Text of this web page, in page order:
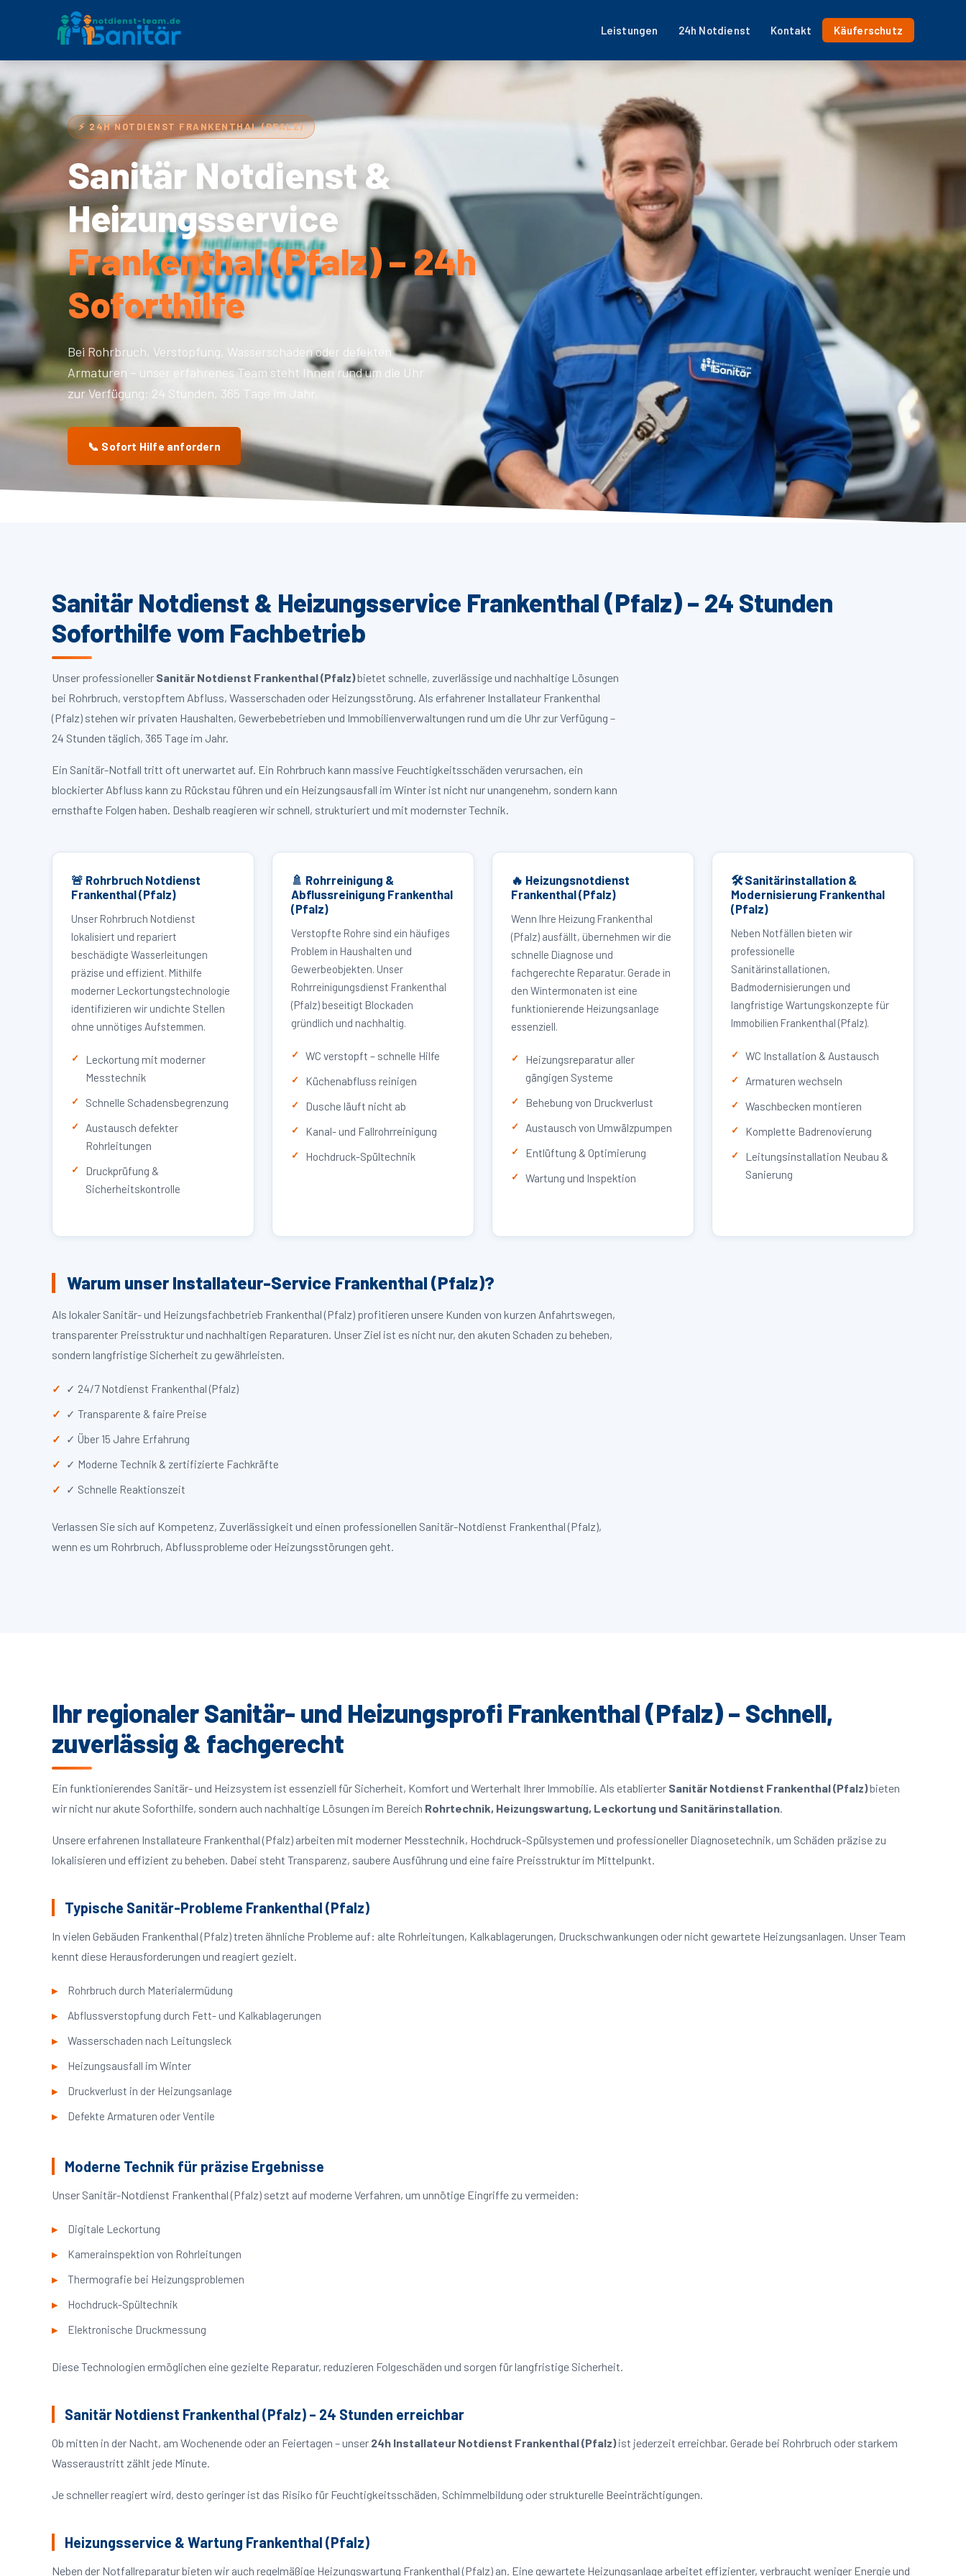
Leistungen 24h Notdienst Kontakt Käuferschutz
⚡ 24H NOTDIENST FRANKENTHAL (PFALZ)
Sanitär Notdienst &
Heizungsservice
Frankenthal (Pfalz) – 24h
Soforthilfe
Bei Rohrbruch, Verstopfung, Wasserschaden oder defekten
Armaturen – unser erfahrenes Team steht Ihnen rund um die Uhr
zur Verfügung: 24 Stunden, 365 Tage im Jahr.
📞 Sofort Hilfe anfordern
Sanitär Notdienst & Heizungsservice Frankenthal (Pfalz) – 24 Stunden
Soforthilfe vom Fachbetrieb
Unser professioneller Sanitär Notdienst Frankenthal (Pfalz)bietet schnelle, zuverlässige und nachhaltige Lösungen
bei Rohrbruch, verstopftem Abfluss, Wasserschaden oder Heizungsstörung. Als erfahrener Installateur Frankenthal
(Pfalz) stehen wir privaten Haushalten, Gewerbebetrieben und Immobilienverwaltungen rund um die Uhr zur Verfügung –
24 Stunden täglich, 365 Tage im Jahr.
Ein Sanitär-Notfall tritt oft unerwartet auf. Ein Rohrbruch kann massive Feuchtigkeitsschäden verursachen, ein
blockierter Abfluss kann zu Rückstau führen und ein Heizungsausfall im Winter ist nicht nur unangenehm, sondern kann
ernsthafte Folgen haben. Deshalb reagieren wir schnell, strukturiert und mit modernster Technik.
🚨 Rohrbruch Notdienst
Frankenthal (Pfalz)
Unser Rohrbruch Notdienst
lokalisiert und repariert
beschädigte Wasserleitungen
präzise und effizient. Mithilfe
moderner Leckortungstechnologie
identifizieren wir undichte Stellen
ohne unnötiges Aufstemmen.
Leckortung mit moderner
Messtechnik
Schnelle Schadensbegrenzung
Austausch defekter
Rohrleitungen
Druckprüfung &
Sicherheitskontrolle
🚿 Rohrreinigung &
Abflussreinigung Frankenthal
(Pfalz)
Verstopfte Rohre sind ein häufiges
Problem in Haushalten und
Gewerbeobjekten. Unser
Rohrreinigungsdienst Frankenthal
(Pfalz) beseitigt Blockaden
gründlich und nachhaltig.
WC verstopft – schnelle Hilfe
Küchenabfluss reinigen
Dusche läuft nicht ab
Kanal- und Fallrohrreinigung
Hochdruck-Spültechnik
🔥 Heizungsnotdienst
Frankenthal (Pfalz)
Wenn Ihre Heizung Frankenthal
(Pfalz) ausfällt, übernehmen wir die
schnelle Diagnose und
fachgerechte Reparatur. Gerade in
den Wintermonaten ist eine
funktionierende Heizungsanlage
essenziell.
Heizungsreparatur aller
gängigen Systeme
Behebung von Druckverlust
Austausch von Umwälzpumpen
Entlüftung & Optimierung
Wartung und Inspektion
🛠 Sanitärinstallation &
Modernisierung Frankenthal
(Pfalz)
Neben Notfällen bieten wir
professionelle
Sanitärinstallationen,
Badmodernisierungen und
langfristige Wartungskonzepte für
Immobilien Frankenthal (Pfalz).
WC Installation & Austausch
Armaturen wechseln
Waschbecken montieren
Komplette Badrenovierung
Leitungsinstallation Neubau &
Sanierung
Warum unser Installateur-Service Frankenthal (Pfalz)?
Als lokaler Sanitär- und Heizungsfachbetrieb Frankenthal (Pfalz) profitieren unsere Kunden von kurzen Anfahrtswegen,
transparenter Preisstruktur und nachhaltigen Reparaturen. Unser Ziel ist es nicht nur, den akuten Schaden zu beheben,
sondern langfristige Sicherheit zu gewährleisten.
✓ 24/7 Notdienst Frankenthal (Pfalz)
✓ Transparente & faire Preise
✓ Über 15 Jahre Erfahrung
✓ Moderne Technik & zertifizierte Fachkräfte
✓ Schnelle Reaktionszeit
Verlassen Sie sich auf Kompetenz, Zuverlässigkeit und einen professionellen Sanitär-Notdienst Frankenthal (Pfalz),
wenn es um Rohrbruch, Abflussprobleme oder Heizungsstörungen geht.
Ihr regionaler Sanitär- und Heizungsprofi Frankenthal (Pfalz) – Schnell,
zuverlässig & fachgerecht
Ein funktionierendes Sanitär- und Heizsystem ist essenziell für Sicherheit, Komfort und Werterhalt Ihrer Immobilie. Als etablierter Sanitär Notdienst Frankenthal (Pfalz)bieten
wir nicht nur akute Soforthilfe, sondern auch nachhaltige Lösungen im Bereich Rohrtechnik, Heizungswartung, Leckortung und Sanitärinstallation.
Unsere erfahrenen Installateure Frankenthal (Pfalz) arbeiten mit moderner Messtechnik, Hochdruck-Spülsystemen und professioneller Diagnosetechnik, um Schäden präzise zu
lokalisieren und effizient zu beheben. Dabei steht Transparenz, saubere Ausführung und eine faire Preisstruktur im Mittelpunkt.
Typische Sanitär-Probleme Frankenthal (Pfalz)
In vielen Gebäuden Frankenthal (Pfalz) treten ähnliche Probleme auf: alte Rohrleitungen, Kalkablagerungen, Druckschwankungen oder nicht gewartete Heizungsanlagen. Unser Team
kennt diese Herausforderungen und reagiert gezielt.
Rohrbruch durch Materialermüdung
Abflussverstopfung durch Fett- und Kalkablagerungen
Wasserschaden nach Leitungsleck
Heizungsausfall im Winter
Druckverlust in der Heizungsanlage
Defekte Armaturen oder Ventile
Moderne Technik für präzise Ergebnisse
Unser Sanitär-Notdienst Frankenthal (Pfalz) setzt auf moderne Verfahren, um unnötige Eingriffe zu vermeiden:
Digitale Leckortung
Kamerainspektion von Rohrleitungen
Thermografie bei Heizungsproblemen
Hochdruck-Spültechnik
Elektronische Druckmessung
Diese Technologien ermöglichen eine gezielte Reparatur, reduzieren Folgeschäden und sorgen für langfristige Sicherheit.
Sanitär Notdienst Frankenthal (Pfalz) – 24 Stunden erreichbar
Ob mitten in der Nacht, am Wochenende oder an Feiertagen – unser 24h Installateur Notdienst Frankenthal (Pfalz)ist jederzeit erreichbar. Gerade bei Rohrbruch oder starkem
Wasseraustritt zählt jede Minute.
Je schneller reagiert wird, desto geringer ist das Risiko für Feuchtigkeitsschäden, Schimmelbildung oder strukturelle Beeinträchtigungen.
Heizungsservice & Wartung Frankenthal (Pfalz)
Neben der Notfallreparatur bieten wir auch regelmäßige Heizungswartung Frankenthal (Pfalz) an. Eine gewartete Heizungsanlage arbeitet effizienter, verbraucht weniger Energie und